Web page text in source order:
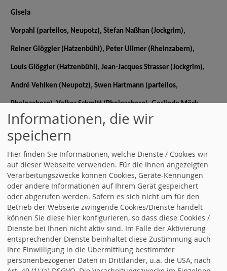
Gisela
Vorpahl (parteilos, Neupotz), Stefan Naßhan (Jockgrim),
Reiner Glöggler (Hatzenbühl), Peter Ullmer (Rheinzabern),
Louis Glöggler (Hatzenbühl), Jean-Jacques Strasser (Jockgrim),
André Vehlken (Neupotz), Swen Hartmann (parteilos,
Rheinzabern), Volker Schmitt(Rheinzabern), Gerlinde Möck
(Rheinzabern), Ute Glöggler (Hatzenbühl), Stefan Meyer
(Rheinzabern), Peter Hamburger (parteilos Rheinzabern),
Joachim Schmitt (Rheinzabern), Markus Nuber (Neupotz),
Peter Drexler (Rheinzabern). Es ist uns gelungen eine Liste von
Personen zusammenzustellen, die die gesamte Vielfalt der
Bevölkerung in Verbandsgemeinde Jockgrim widerspiegelt.
Damit können wir unseren
Bürgerinnen und Bürger ein gutes Angebot für die
Kommunalwahl machen“!
Informationen, die wir
speichern
Hier finden Sie Informationen, welche Dienste / Cookies wir
auf dieser Webseite verwenden. Für die Ihnen angezeigten
Verarbeitungszwecke können Cookies, Geräte-Kennungen
oder andere Informationen auf Ihrem Gerät gespeichert
oder abgerufen werden. Sofern es sich nicht um für den
Betrieb der Webseite zwingende Cookies/Dienste handelt
können Sie diese hier konfigurieren, so dass diese Cookies /
Dienste bei Ihnen nicht aktiv sind. Im Falle der Aktivierung
entsprechender Dienste beinhaltet diese Zustimmung auch
Ihre Einwilligung in die Übermittlung bestimmter
personenbezogener Daten in Drittländer, u.a. die USA, nach